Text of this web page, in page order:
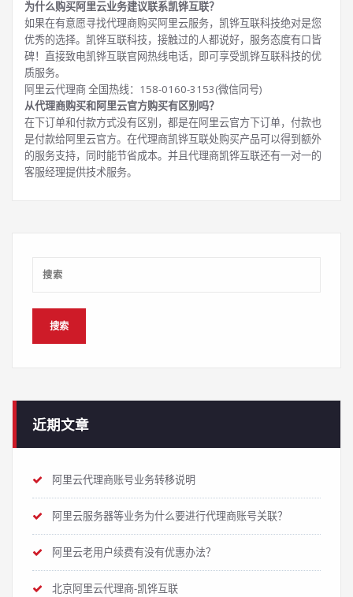
为什么购买阿里云业务建议联系凯铧互联？
如果在有意愿寻找代理商购买阿里云服务，凯铧互联科技绝对是您
优秀的选择。凯铧互联科技，接触过的人都说好，服务态度有口皆
碑！直接致电凯铧互联官网热线电话，即可享受凯铧互联科技的优
质服务。
阿里云代理商 全国热线：158-0160-3153(微信同号)
从代理商购买和阿里云官方购买有区别吗？
在下订单和付款方式没有区别，都是在阿里云官方下订单，付款也
是付款给阿里云官方。在代理商凯铧互联处购买产品可以得到额外
的服务支持，同时能节省成本。并且代理商凯铧互联还有一对一的
客服经理提供技术服务。
近期文章
阿里云代理商账号业务转移说明
阿里云服务器等业务为什么要进行代理商账号关联？
阿里云老用户续费有没有优惠办法？
北京阿里云代理商-凯铧互联